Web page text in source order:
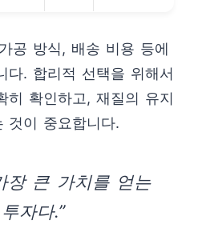
공 방식, 배송 비용 등에
다. 합리적 선택을 위해서
히 확인하고, 재질의 유지
것이 중요합니다.
장 큰 가치를 얻는
자다.”